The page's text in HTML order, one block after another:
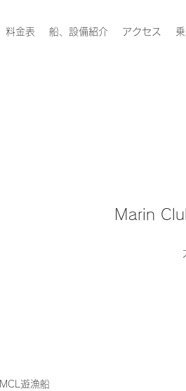
料金表 船、設備紹介 アクセス
Marin
MCL遊漁船